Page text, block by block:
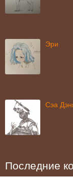
Эри
Сэа
Последние